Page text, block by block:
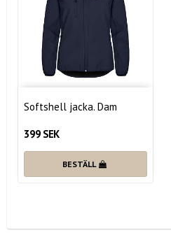
Softshell jacka. Dam
399 SEK
BESTÄLL